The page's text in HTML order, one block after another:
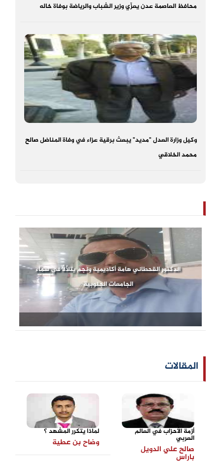
محافظ العاصمة عدن يعزّي وزير الشباب والرياضة بوفاة خاله
وكيل وزارة العدل "مديد" يبعث برقية عزاء في وفاة المناضل صالح
محمد الخلاقي
الدكتور القحطاني هامة أكاديمية ونجم يتلألأ في سماء
الجامعات الجنوبية
المقالات
أزمة الأحزاب في العالم
العربي
صالح علي الدويل
باراس
لماذا يتكرر المشهد ؟
وضاح بن عطية